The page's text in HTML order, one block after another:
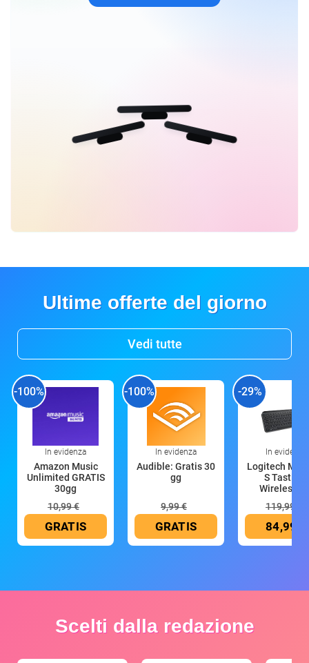
Ultime offerte del giorno
Vedi tutte
-100%
In evidenza
Amazon Music
Unlimited GRATIS
30gg
10,99 €
GRATIS
-100%
In evidenza
Audible: Gratis 30
gg
9,99 €
GRATIS
-29%
In evidenza
Logitech MX
S Tastiera
Wireless
119,99 €
84,99 €
Scelti dalla redazione